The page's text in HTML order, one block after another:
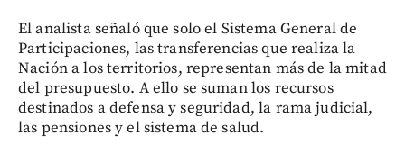
El analista señaló que solo el Sistema General de
Participaciones, las transferencias que realiza la
Nación a los territorios, representan más de la mitad
del presupuesto. A ello se suman los recursos
destinados a defensa y seguridad, la rama judicial,
las pensiones y el sistema de salud.